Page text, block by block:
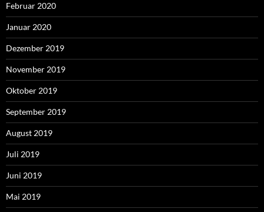
Februar 2020
Januar 2020
Dezember 2019
November 2019
Oktober 2019
September 2019
August 2019
Juli 2019
Juni 2019
Mai 2019